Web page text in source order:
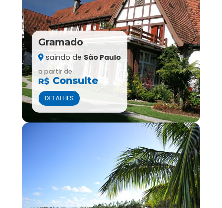
Gramado
saindo de São Paulo
a partir de
R$ Consulte
DETALHES